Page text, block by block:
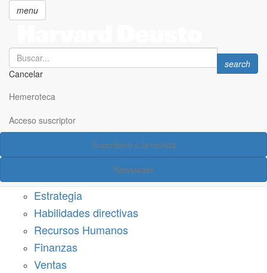
principal
menu
Search
Cancelar
Search
search
Hemeroteca
Acceso suscriptor
Suscríbete a la revista
Newsletter
Acceso suscriptor
Estrategia
Habilidades directivas
Recursos Humanos
Finanzas
Ventas